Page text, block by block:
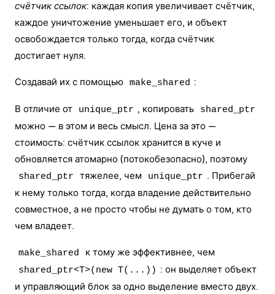
счётчик ссылок: каждая копия увеличивает счётчик,
каждое уничтожение уменьшает его, и объект
освобождается только тогда, когда счётчик
достигает нуля.
Создавай их с помощью make_shared :
В отличие от unique_ptr , копировать shared_ptr
можно — в этом и весь смысл. Цена за это —
стоимость: счётчик ссылок хранится в куче и
обновляется атомарно (потокобезопасно), поэтому
shared_ptr тяжелее, чем unique_ptr . Прибегай
к нему только тогда, когда владение действительно
совместное, а не просто чтобы не думать о том, кто
чем владеет.
make_shared к тому же эффективнее, чем
shared_ptr<T>(new T(...)) : он выделяет объект
и управляющий блок за одно выделение вместо двух.